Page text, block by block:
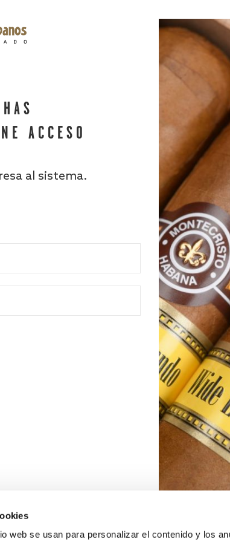
web se usan para personalizar el contenido y los
ACCESO
al sistema.